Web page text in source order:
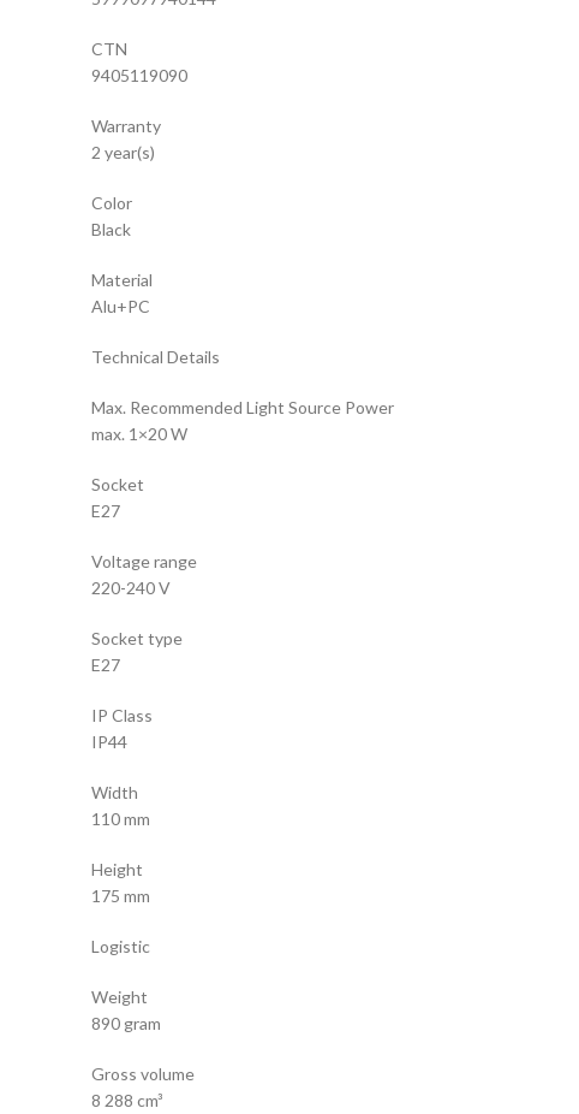
CTN
9405119090
Warranty
2 year(s)
Color
Black
Material
Alu+PC
Technical Details
Max. Recommended Light Source Power
max. 1×20 W
Socket
E27
Voltage range
220-240 V
Socket type
E27
IP Class
IP44
Width
110 mm
Height
175 mm
Logistic
Weight
890 gram
Gross volume
8 288 cm³